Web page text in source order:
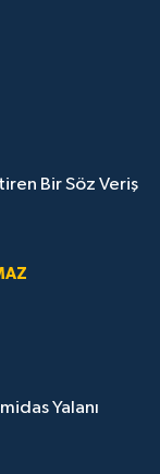
Bir Söz Veriş
Yalanı